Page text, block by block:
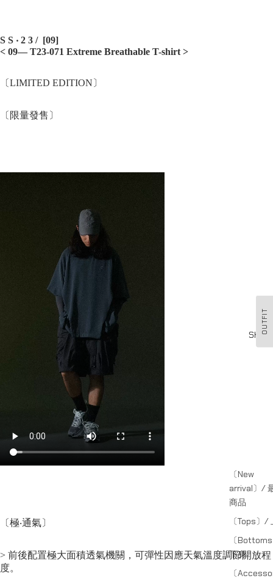
Shop
〔New
arrival〕/
商品
〔Tops〕/
〔
下身
〔
OUTFIT
S S ‧ 2 3 / [09]
< 09— T23-071 Extreme Breathable T-shirt>
〔LIMITED EDITION〕
〔限量發售〕
〔極‧通氣〕
> 前後配置極大面積透氣機關，可彈性因應天氣溫度調節開放程
度。